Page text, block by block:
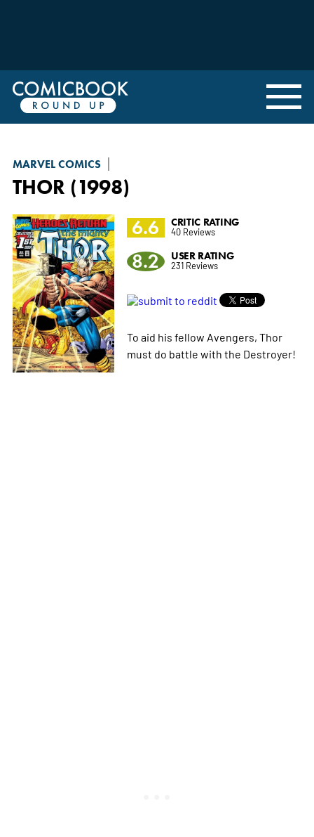
MARVEL COMICS
THOR (1998)
6.6
CRITIC RATING
40 Reviews
8.2 USER RATING
231 Reviews
To aid his fellow Avengers, Thor
must do battle with the Destroyer!